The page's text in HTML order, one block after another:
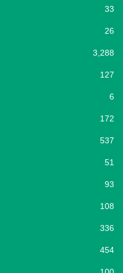
33
26
3,288
127
6
172
537
51
93
108
336
454